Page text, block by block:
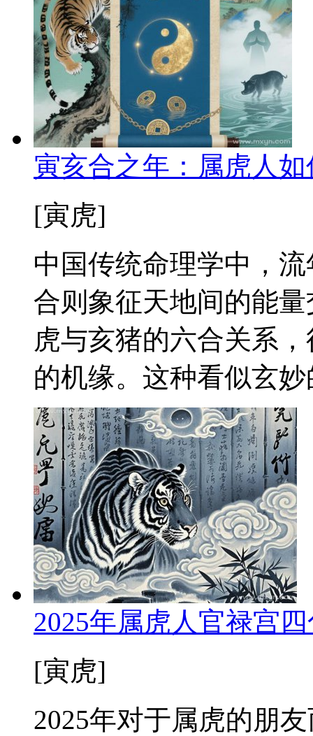
寅亥合之年：属虎人
[寅虎]
中国传统命理学中，
合则象征天地间的能
虎与亥猪的六合关系
的机缘。这种看似玄
2025年属虎人官禄宫
[寅虎]
2025年对于属虎的朋